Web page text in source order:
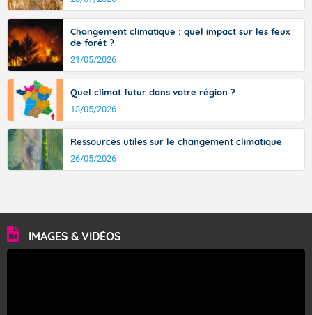
Changement climatique : quel impact sur les feux
de forêt ?
21/05/2026
Quel climat futur dans votre région ?
13/05/2026
Ressources utiles sur le changement climatique
26/05/2026
IMAGES & VIDÉOS